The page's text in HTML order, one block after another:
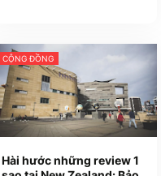
CỘNG ĐỒNG
Hài hước những review 1